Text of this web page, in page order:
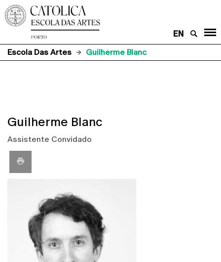
EN
Escola Das Artes
Guilherme Blanc
Guilherme Blanc
Assistente Convidado